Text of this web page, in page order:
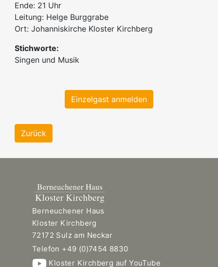
Ende: 21 Uhr
Leitung: Helge Burggrabe
Ort: Johanniskirche Kloster Kirchberg
Stichworte:
Singen und Musik
Einzelgast anmelden
Zurück
Berneuchener Haus
Kloster Kirchberg
72172 Sulz am Neckar
Telefon +49 (0)7454 8830
Kloster Kirchberg auf YouTube